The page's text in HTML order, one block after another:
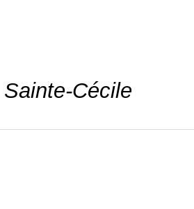
Cécile